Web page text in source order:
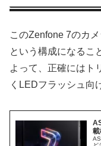
このZenfone 7のカ
という構成になるこ
よって、正確にはト
くLEDフラッシュ向